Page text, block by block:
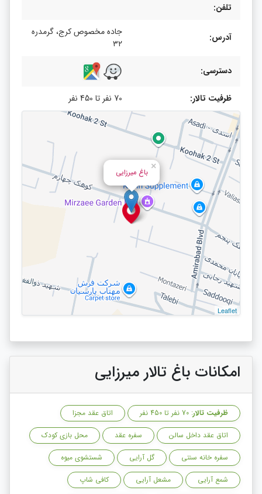
تلفن:
آدرس:
جاده مخصوص کرج، گرمدره
۳۲
دسترسی:
ظرفیت تالار: 70 نفر تا 450 نفر
باغ میرزایی
×
Leaflet
امکانات باغ تالار میرزایی
ظرفیت تالار: 70 نفر تا 450 نفر
اتاق عقد مجزا
اتاق عقد داخل سالن
سفره عقد
محل بازی کودک
سفره خانه سنتی
گل آرایی
شستشوی میوه
شمع آرایی
مشعل آرایی کافی شاپ